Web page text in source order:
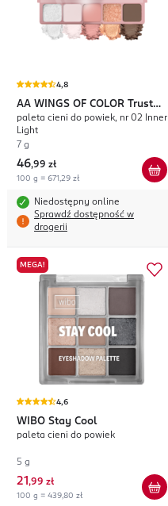
4,8
AA WINGS OF COLOR Trust
Your Wings True Vision
paleta cieni do powiek, nr 02 Inner
Light
7 g
46,99 zł
100 g = 671,29 zł
Niedostępny online
Sprawdź dostępność w
drogerii
MEGA!
4,6
WIBO Stay Cool
paleta cieni do powiek
5 g
21 ,99 zł
100 g = 439,80 zł